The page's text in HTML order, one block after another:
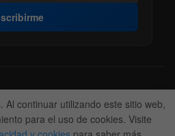
Editorial
Nuestro Equipo
Al continuar utilizando este sitio web,
para el uso de cookies. Visite